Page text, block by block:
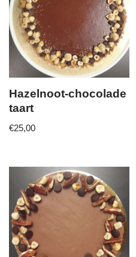
Hazelnoot-chocolade
taart
€25,00